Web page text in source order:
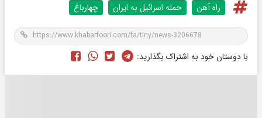
راه آهن حمله اسرائیل به ایران چهارباغ
با دوستان خود به اشتراک بگذارید: